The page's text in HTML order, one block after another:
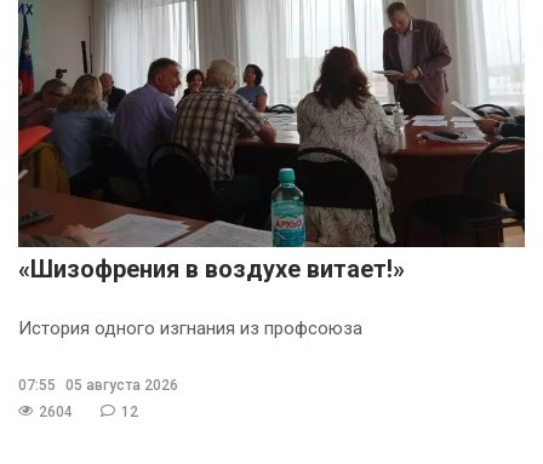
«Шизофрения в воздухе витает!»
История одного изгнания из профсоюза
07:55
05 августа 2026
2604
12